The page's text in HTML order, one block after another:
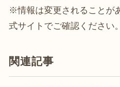
※情報は変更されることが
式サイトでご確認ください。
関連記事